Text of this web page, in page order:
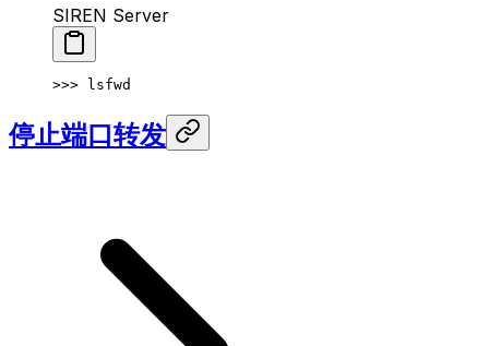
SIREN Server
>>> lsfwd
停止端口转发